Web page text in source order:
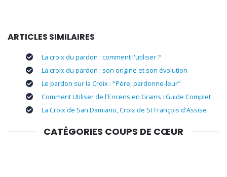
ARTICLES SIMILAIRES
La croix du pardon : comment l'utiliser ?
La croix du pardon : son origine et son évolution
Le pardon sur la Croix : "Père, pardonne-leur"
Comment Utiliser de l'Encens en Grains : Guide Complet
La Croix de San Damiano, Croix de St François d'Assise
CATÉGORIES COUPS DE CŒUR